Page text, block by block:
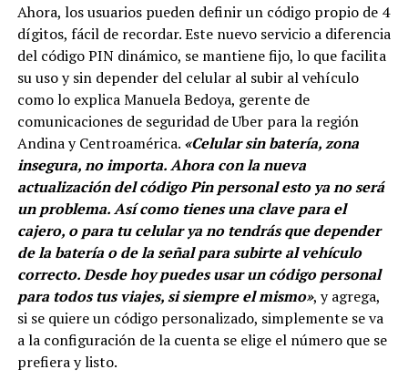
Ahora, los usuarios pueden definir un código propio de 4
dígitos, fácil de recordar. Este nuevo servicio a diferencia
del código PIN dinámico, se mantiene fijo, lo que facilita
su uso y sin depender del celular al subir al vehículo
como lo explica Manuela Bedoya, gerente de
comunicaciones de seguridad de Uber para la región
Andina y Centroamérica. «Celular sin batería, zona
insegura, no importa. Ahora con la nueva
actualización del código Pin personal esto ya no será
un problema. Así como tienes una clave para el
cajero, o para tu celular ya no tendrás que depender
de la batería o de la señal para subirte al vehículo
correcto. Desde hoy puedes usar un código personal
para todos tus viajes, si siempre el mismo», y agrega,
si se quiere un código personalizado, simplemente se va
a la configuración de la cuenta se elige el número que se
prefiera y listo.